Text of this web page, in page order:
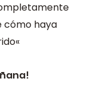
cómo haya